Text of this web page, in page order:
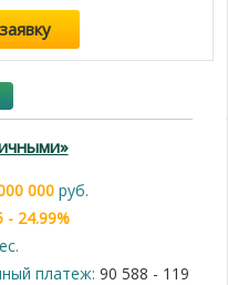
000руб.
- 24.99%
платеж: 90 588 - 119